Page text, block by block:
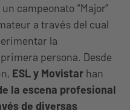
un campeonato “Major”
a través del cual
la
persona. Desde
ESL y Movistar han
la escena profesional
de diversas